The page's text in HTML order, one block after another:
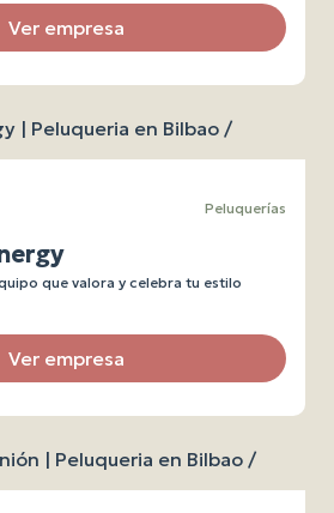
Ver empresa
Peluquerías
que valora y celebra tu estilo
Ver empresa